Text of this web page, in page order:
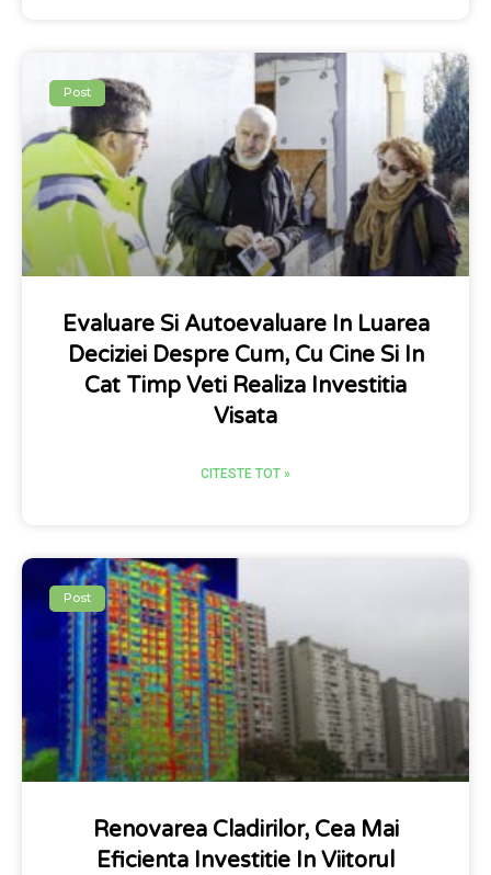
Post
Evaluare Si Autoevaluare In Luarea
Deciziei Despre Cum, Cu Cine Si In
Cat Timp Veti Realiza Investitia
Visata
CITESTE TOT »
Post
Renovarea Cladirilor, Cea Mai
Eficienta Investitie In Viitorul